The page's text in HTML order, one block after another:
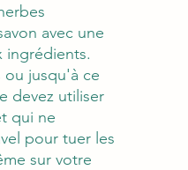
avec une
ingrédients.
ou jusqu'à ce
devez utiliser
qui ne
pour tuer les
sur votre